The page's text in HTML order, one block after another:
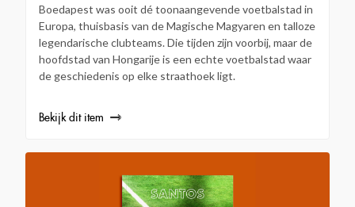
Boedapest was ooit dé toonaangevende voetbalstad in
Europa, thuisbasis van de Magische Magyaren en talloze
legendarische clubteams. Die tijden zijn voorbij, maar de
hoofdstad van Hongarije is een echte voetbalstad waar
de geschiedenis op elke straathoek ligt.
Bekijk dit item